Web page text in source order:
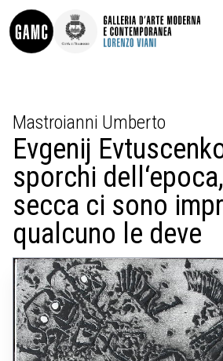
INFO
CONTATTI
DIDATTICA
SHOP
LE COLLEZIONI
GLI AUTORI
LORENZO VIANI
MOSTRE
EVENTI
PALAZZO DELLE MUSE
SCULTURA
STAMPA
ALTRO
MATRICI
Mastroianni Umberto
Evgenij
sporchi
secca ci sono
qualcuno le deve